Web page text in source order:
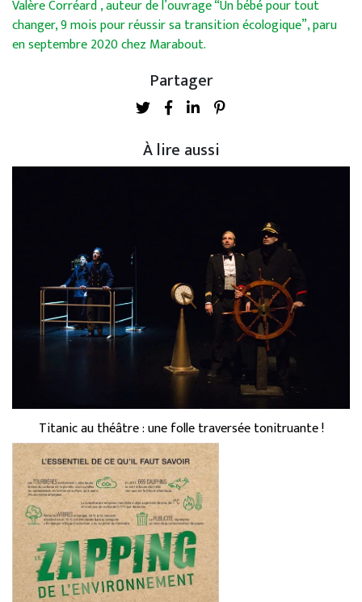
Valère Corréard , auteur de l’ouvrage “Un bébé pour tout
changer, 9 mois pour réussir sa transition écologique”, paru
en septembre 2020 chez Marabout.
Partager
À lire aussi
Titanic au théâtre : une folle traversée tonitruante !